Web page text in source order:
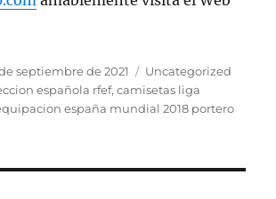
septiembre de 2021 Categorías
Uncategorized
española rfef,camisetas liga
españa mundial 2018 portero